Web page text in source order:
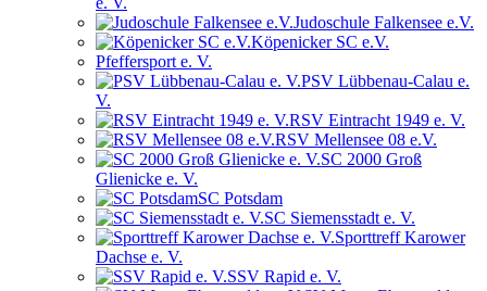
Judoschule Falkensee e.V.
Köpenicker SC e.V.
Pfeffersport e. V.
PSV Lübbenau-Calau e.
V.
RSV Eintracht 1949 e. V.
RSV Mellensee 08 e.V.
SC 2000 Groß
Glienicke e. V.
SC Potsdam
SC Siemensstadt e. V.
Sporttreff Karower
Dachse e. V.
SSV Rapid e. V.